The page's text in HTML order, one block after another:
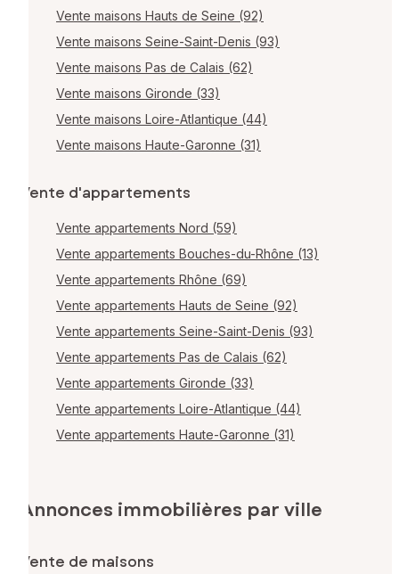
Vente maisons Hauts de Seine (92)
Vente maisons Seine-Saint-Denis (93)
Vente maisons Pas de Calais (62)
Vente maisons Gironde (33)
Vente maisons Loire-Atlantique (44)
Vente maisons Haute-Garonne (31)
Vente d'appartements
Vente appartements Nord (59)
Vente appartements Bouches-du-Rhône (13)
Vente appartements Rhône (69)
Vente appartements Hauts de Seine (92)
Vente appartements Seine-Saint-Denis (93)
Vente appartements Pas de Calais (62)
Vente appartements Gironde (33)
Vente appartements Loire-Atlantique (44)
Vente appartements Haute-Garonne (31)
Annonces immobilières par ville
Vente de maisons